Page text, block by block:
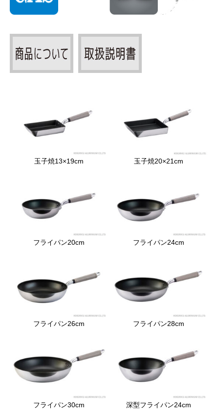
玉子焼13×19cm 玉子焼20×21cm
フライパン20cm フライパン24cm
フライパン26cm フライパン28cm
フライパン30cm 深型フライパン24cm